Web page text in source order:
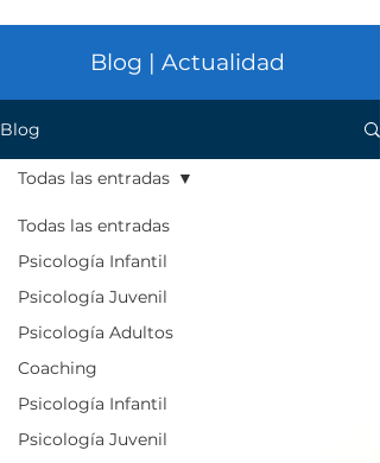
Blog | Actualidad
Blog
Todas las entradas
Psicología Infantil
Psicología Juvenil
Psicología Adultos
Coaching
Psicología Infantil
Psicología Juvenil
Todas las entradas